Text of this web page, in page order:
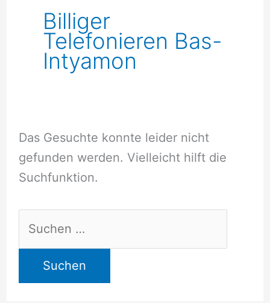
Billiger
Telefonieren Bas-
Intyamon
Das Gesuchte konnte leider nicht
gefunden werden. Vielleicht hilft die
Suchfunktion.
nach: